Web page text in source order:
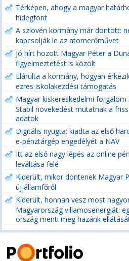
Térképen, ahogy a magyar
hidegfont
A szlovén kormány már döntött:
kapcsolják le az atomerőművet
Jó hírt hozott Magyar Péter a
figyelmeztetést is közölt
Elárulta a kormány, hogyan
ezres iskolakezdési támogatás
Magyar kiskereskedelmi forgalom
Stabil növekedést mutatnak a friss
adatok
Digitális nyugta: kiadta az első
e-pénztárgép engedélyét a NAV
Itt az első nagy lépés az online
leváltása felé
Kiderült, mikor döntenek Magyar
új államfőről
Kiderült, honnan vesz most
Magyarország villamosenergiát:
ország menti meg hazánk